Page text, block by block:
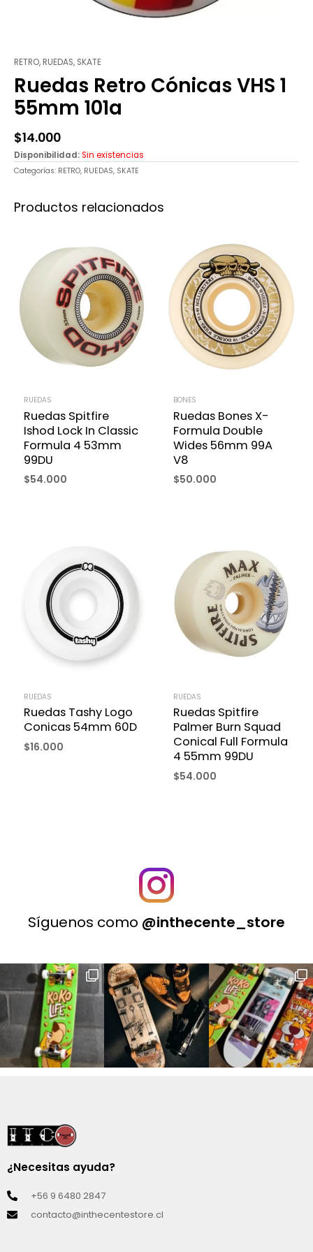
RETRO, RUEDAS, SKATE
Ruedas Retro Cónicas VHS 1
55mm 101a
$14.000
Disponibilidad:Sin existencias
Categorías: RETRO, RUEDAS, SKATE
Productos relacionados
RUEDAS
Ruedas Spitfire
Ishod Lock In Classic
Formula 4 53mm
99DU
$54.000
BONES
Ruedas Bones X-
Formula Double
Wides 56mm 99A
V8
$50.000
RUEDAS
Ruedas Tashy Logo
Conicas 54mm 60D
$16.000
RUEDAS
Ruedas Spitfire
Palmer Burn Squad
Conical Full Formula
4 55mm 99DU
$54.000
Síguenos como @inthecente_store
¿Necesitas ayuda?
+56 9 6480 2847
contacto@inthecentestore.cl